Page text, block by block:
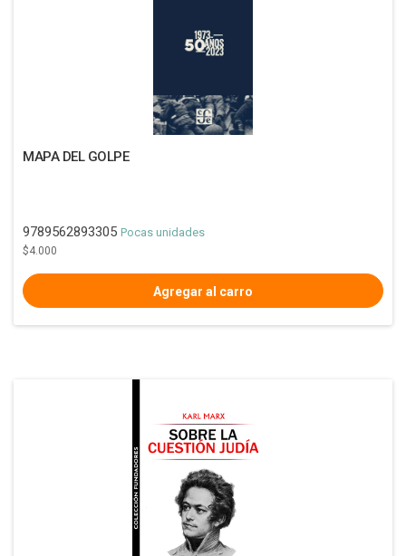
MAPA DEL GOLPE
9789562893305 Pocas unidades
$4.000